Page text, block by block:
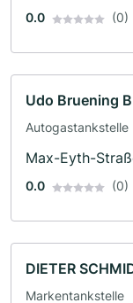
0.0 (0)
Udo Bruening
Autogastankstelle
Max-Eyth-
0.0 (0)
DIETER
Markentankstelle